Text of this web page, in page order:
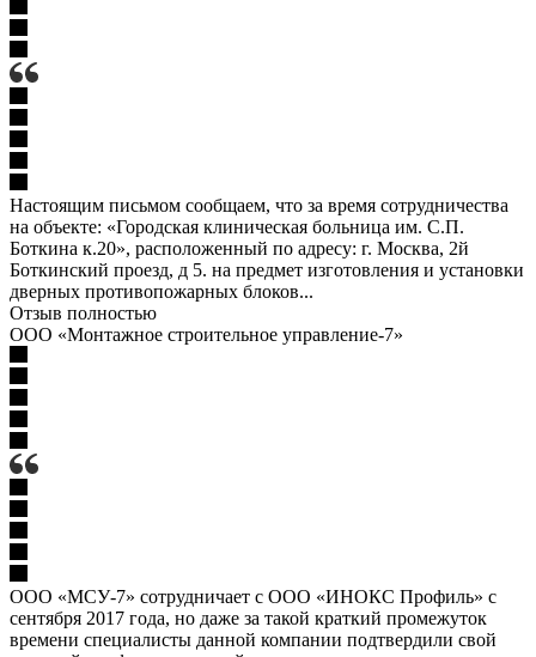
Настоящим письмом сообщаем, что за время сотрудничества
на объекте: «Городская клиническая больница им. С.П.
Боткина к.20», расположенный по адресу: г. Москва, 2й
Боткинский проезд, д 5. на предмет изготовления и установки
дверных противопожарных блоков...
Отзыв полностью
ООО «Монтажное строительное управление-7»
ООО «МСУ-7» сотрудничает с ООО «ИНОКС Профиль» с
сентября 2017 года, но даже за такой краткий промежуток
времени специалисты данной компании подтвердили свой